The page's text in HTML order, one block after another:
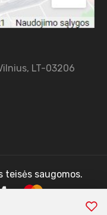
LT-03206
teisės saugomos.